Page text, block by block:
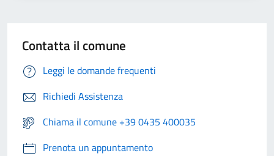
Contatta il comune
Leggi le domande frequenti
Richiedi Assistenza
Chiama il comune +39 0435 400035
Prenota un appuntamento